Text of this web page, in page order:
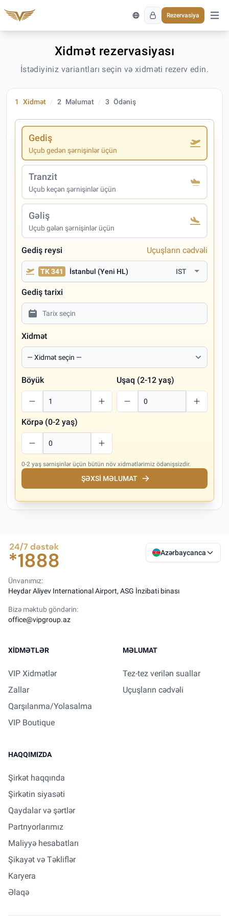
Rezervasiya
Əsas
Xidmət rezervasiyası
İstədiyiniz variantları seçin və xidməti rezerv edin.
1 Xidmət 2 Məlumat 3 Ödəniş
Gediş
Uçub gedən şərnişinlər üçün
Tranzit
Uçub keçən şərnişinlər üçün
Gəliş
Uçub gələn şərnişinlər üçün
Gediş reysi Uçuşların cədvəli
TK 341 İstanbul (Yeni HL) IST
Gediş tarixi
Xidmət
Böyük Uşaq (2-12 yaş)
Körpə (0-2 yaş)
0-2 yaş sərnişinlər üçün bütün növ xidmətlərimiz ödənişsizdir.
ŞƏXSI MƏLUMAT
Azərbaycanca
Ünvanımız:
Heydar Aliyev International Airport, ASG İnzibati binası
Bizə məktub göndərin:
office@vipgroup.az
XIDMƏTLƏR
VIP Xidmətlər
Zallar
Qarşılanma/Yolasalma
VIP Boutique
MƏLUMAT
Tez-tez verilən suallar
Uçuşların cədvəli
HAQQIMIZDA
Şirkət haqqında
Şirkətin siyasəti
Qaydalar və şərtlər
Partnyorlarımız
Maliyyə hesabatları
Şikayət və Təkliflər
Karyera
Əlaqə